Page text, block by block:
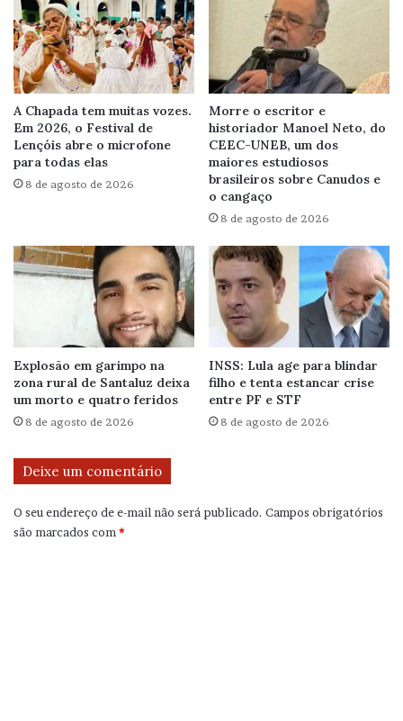
A Chapada tem muitas vozes.
Em 2026, o Festival de
Lençóis abre o microfone
para todas elas
8 de agosto de 2026
Morre o escritor e
historiador Manoel Neto, do
CEEC-UNEB, um dos
maiores estudiosos
brasileiros sobre Canudos e
o cangaço
8 de agosto de 2026
Explosão em garimpo na
zona rural de Santaluz deixa
um morto e quatro feridos
8 de agosto de 2026
INSS: Lula age para blindar
filho e tenta estancar crise
entre PF e STF
8 de agosto de 2026
Deixe um comentário
O seu endereço de e-mail não será publicado. Campos obrigatórios
são marcados com *